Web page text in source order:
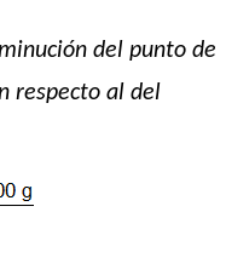
del punto de
respecto al del